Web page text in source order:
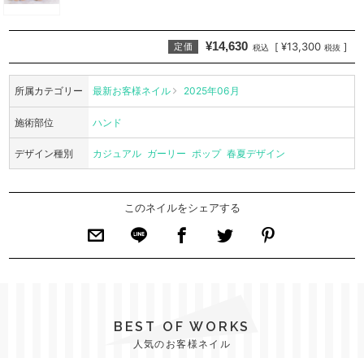
定価 ¥14,630 税込 [ ¥13,300 税抜 ]
所属カテゴリー 最新お客様ネイル 2025年06月
施術部位 ハンド
デザイン種別 カジュアル ガーリー ポップ 春夏デザイン
このネイルをシェアする
BEST OF WORKS
人気のお客様ネイル